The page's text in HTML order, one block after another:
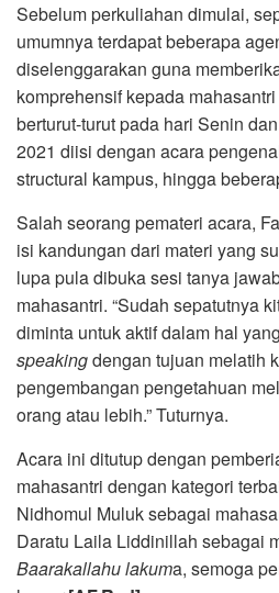
Sebelum perkuliahan dimulai,
umumnya terdapat beberapa
diselenggarakan guna
komprehensif kepada
berturut-turut pada hari Senin
2021 diisi dengan acara
structural kampus, hingga
Salah seorang pemateri acara,
isi kandungan dari materi yang
lupa pula dibuka sesi tanya
mahasantri. “Sudah sepatutnya
diminta untuk aktif dalam hal
speakingdengan tujuan melatih
pengembangan pengetahuan
orang atau lebih.” Tuturnya.
Acara ini ditutup dengan
mahasantri dengan kategori
Nidhomul Muluk sebagai
Daratu Laila Liddinillah sebagai
Baarakallahu lakuma, semoga